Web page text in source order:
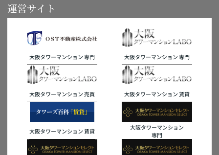
運営サイト
大阪タワーマンション 専門 大阪タワーマンション 専門
大阪タワーマンション 売買 大阪タワーマンション 賃貸
大阪タワーマンション 賃貸
大阪タワーマンション
専門